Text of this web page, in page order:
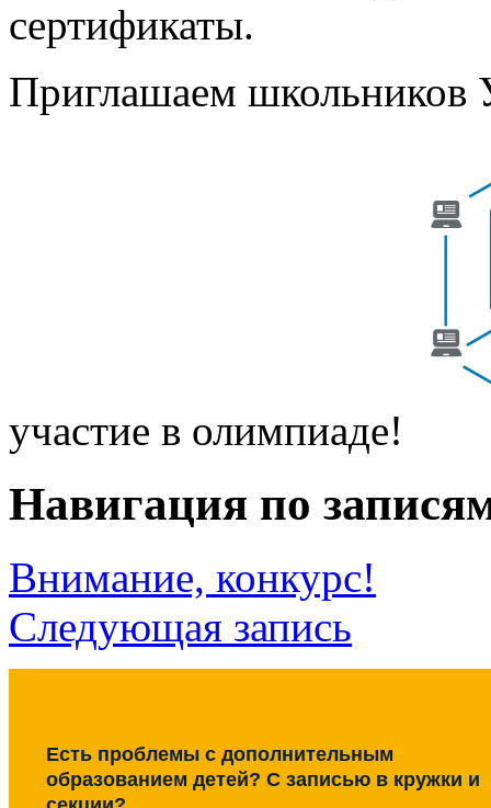
сертификаты.
Приглашаем школьников
участие в олимпиаде!
Навигация по
Внимание, конкурс!
Следующая запись
Есть проблемы с дополнительным
образованием детей? С записью в кружки и